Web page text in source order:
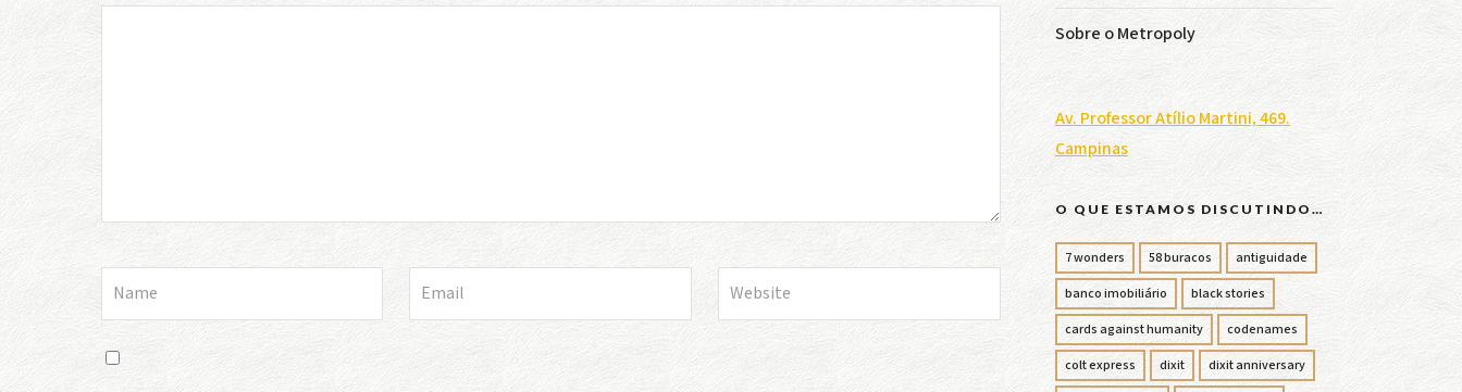
Sobre o Metropoly
Av. Professor Atílio Martini, 469.
Campinas
O QUE ESTAMOS DISCUTINDO…
7 wonders 58 buracos antiguidade
banco imobiliário black stories
cards against humanity codenames
colt express dixit dixit anniversary